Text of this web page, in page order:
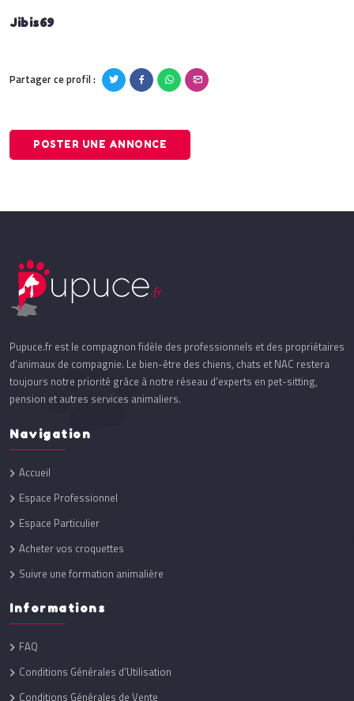
Jibis69
Partager ce profil :
POSTER UNE ANNONCE
Pupuce.fr est le compagnon fidèle des professionnels et des propriétaires
d’animaux de compagnie. Le bien-être des chiens, chats et NAC restera
toujours notre priorité grâce à notre réseau d’experts en pet-sitting,
pension et autres services animaliers.
Navigation
Accueil
Espace Professionnel
Espace Particulier
Acheter vos croquettes
Suivre une formation animalière
Informations
FAQ
Conditions Générales d'Utilisation
Conditions Générales de Vente